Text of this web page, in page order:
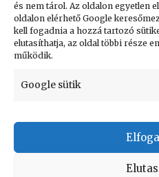
és nem tárol. Az oldalon egyetlen
oldalon elérhető Google
kell fogadnia a hozzá tartozó
elutasíthatja, az oldal többi része
működik.
Google sütik
Létrehozva (post_date):
Utolsó módosítás
19:41
Adatvédelmi